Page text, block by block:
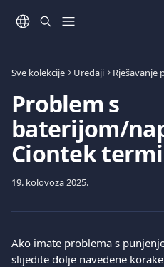
Sve kolekcije Uređaji Rješavanje
Problem s
baterijom/
Ciontek
19. kolovoza 2025.
Ako imate problema s
slijedite dolje navedene